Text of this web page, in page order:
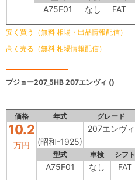
A75F01 なし FAT
安く買う（無料 相場・出品情報配信）
高く売る（無料 相場情報配信）
プジョー207_5HB 207エンヴィ ()
価格 年式 グレード
10.2
万円 (昭和-1925)
207エンヴィ
型式 車検 シフト
A75F01 なし FAT